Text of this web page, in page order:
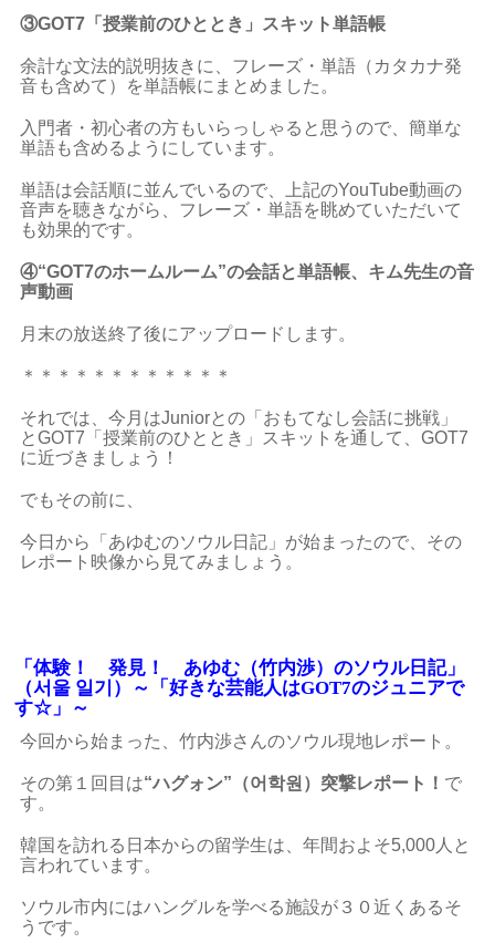
③GOT7 「授業前のひととき」スキット単語帳
余計な文法的説明抜きに、フレーズ・単語（カタカナ発
音も含めて）を単語帳にまとめました。
入門者・初心者の方もいらっしゃると思うので、簡単な
単語も含めるようにしています。
単語は会話順に並んでいるので、上記のYouTube動画の
音声を聴きながら、フレーズ・単語を眺めていただいて
も効果的です。
④“GOT7のホームルーム”の会話と単語帳、キム先生の音
声動画
月末の放送終了後にアップロードします。
＊＊＊＊＊＊＊＊＊＊＊＊
それでは、今月はJuniorとの「おもてなし会話に挑戦」
とGOT7「授業前のひととき」スキットを通して、GOT7
に近づきましょう！
でもその前に、
今日から「あゆむのソウル日記」が始まったので、その
レポート映像から見てみましょう。
「体験！ 発見！ あゆむ（竹内渉）のソウル日記」
（서울 일기）～「好きな芸能人はGOT7のジュニアで
す☆」～
今回から始まった、竹内渉さんのソウル現地レポート。
その第１回目は“ハグォン”（어학원）突撃レポート！ で
す。
韓国を訪れる日本からの留学生は、年間およそ5,000人と
言われています。
ソウル市内にはハングルを学べる施設が３０近くあるそ
うです。